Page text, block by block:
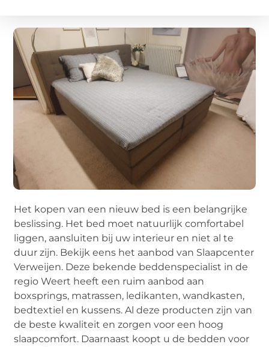
Het kopen van een nieuw bed is een belangrijke
beslissing. Het bed moet natuurlijk comfortabel
liggen, aansluiten bij uw interieur en niet al te
duur zijn. Bekijk eens het aanbod van Slaapcenter
Verweijen. Deze bekende beddenspecialist in de
regio Weert heeft een ruim aanbod aan
boxsprings, matrassen, ledikanten, wandkasten,
bedtextiel en kussens. Al deze producten zijn van
de beste kwaliteit en zorgen voor een hoog
slaapcomfort. Daarnaast koopt u de bedden voor